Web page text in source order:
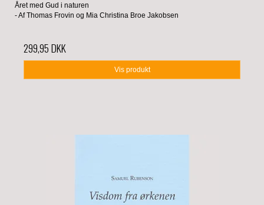
Året med Gud i naturen
- Af Thomas Frovin og Mia Christina Broe Jakobsen
299,95 DKK
Vis produkt